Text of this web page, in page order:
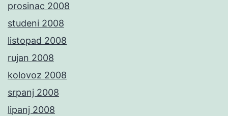
prosinac 2008
studeni 2008
listopad 2008
rujan 2008
kolovoz 2008
srpanj 2008
lipanj 2008